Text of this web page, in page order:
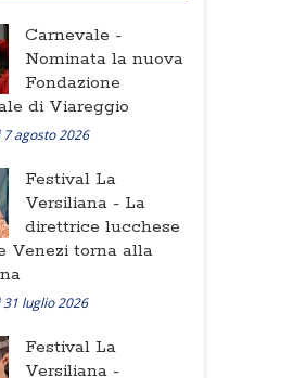
Carnevale -
Nominata la nuova
Fondazione
di Viareggio
agosto 2026
Festival La
Versiliana - La
direttrice lucchese
Venezi torna alla
luglio 2026
Festival La
Versiliana -